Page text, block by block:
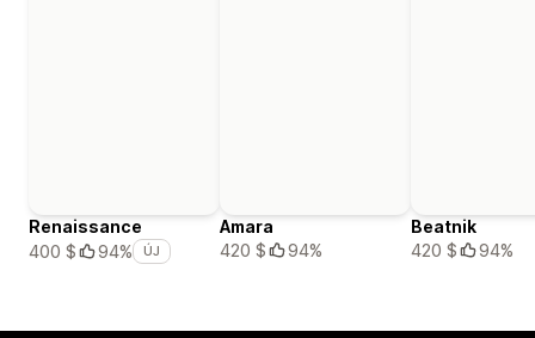
Renaissance
400 $
94% ÚJ
Amara
420 $
94%
Beatnik
420 $
94%